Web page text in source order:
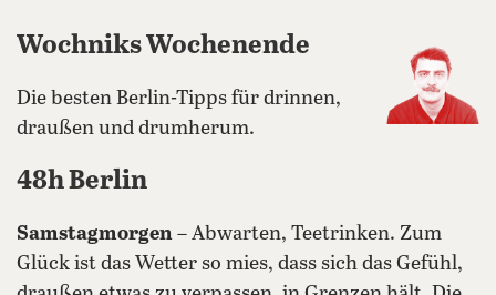
Wochniks Wochenende
Die besten Berlin-Tipps für drinnen,
draußen und drumherum.
48h Berlin
Samstagmorgen – Abwarten, Teetrinken. Zum
Glück ist das Wetter so mies, dass sich das Gefühl,